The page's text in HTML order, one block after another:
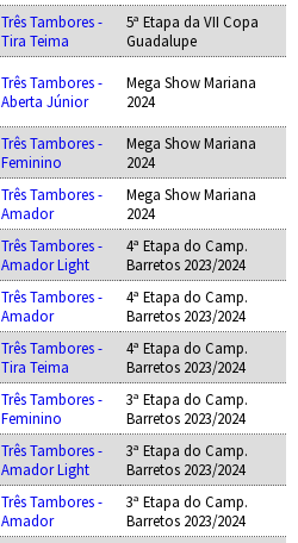
Três Tambores -
Tira Teima
5ª Etapa da VII Copa
Guadalupe
Três Tambores -
Aberta Júnior
Mega Show Mariana
2024
Três Tambores -
Feminino
Mega Show Mariana
2024
Três Tambores -
Amador
Mega Show Mariana
2024
Três Tambores -
Amador Light
4ª Etapa do Camp.
Barretos 2023/2024
Três Tambores -
Amador
4ª Etapa do Camp.
Barretos 2023/2024
Três Tambores -
Tira Teima
4ª Etapa do Camp.
Barretos 2023/2024
Três Tambores -
Feminino
3ª Etapa do Camp.
Barretos 2023/2024
Três Tambores -
Amador Light
3ª Etapa do Camp.
Barretos 2023/2024
Três Tambores -
Amador
3ª Etapa do Camp.
Barretos 2023/2024